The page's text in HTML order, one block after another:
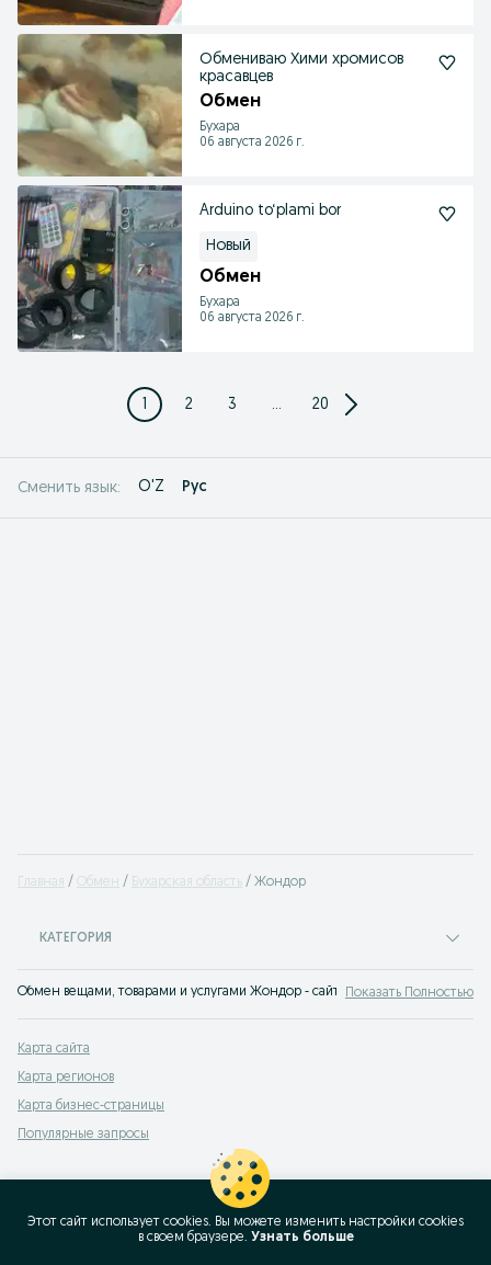
Обмениваю Хими хромисов
красавцев
Обмен
Бухара
06 августа 2026 г.
Arduino to‘plami bor
Новый
Обмен
Бухара
06 августа 2026 г.
1 2 3 ... 20
Сменить язык: O'Z Рус
Главная Обмен Бухарская область Жондор
КАТЕГОРИЯ
Обмен вещами, товарами и услугами Жондор - сайт бесплатныхПоказать Полностью
Карта сайта
Карта регионов
Карта бизнес-страницы
Популярные запросы
Этот сайт использует cookies. Вы можете изменить настройки cookies
в своeм браузере. Узнать больше